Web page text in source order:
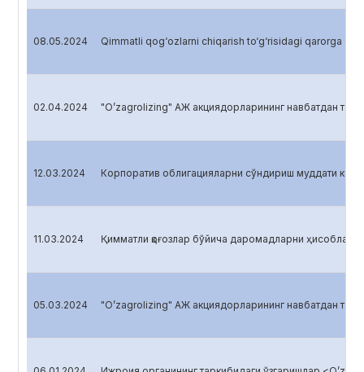
08.05.2024 Qimmatli qog‘ozlarni chiqarish to‘g‘risidagi qarorga
02.04.2024 "O’zagrolizing" АЖ акциядорларининг навбатдан
12.03.2024 Корпоратив облигацияларни сўндириш муддати
11.03.2024 Қимматли қоғозлар бўйича даромадларни ҳисоблаш
05.03.2024 "O’zagrolizing" АЖ акциядорларининг навбатдан